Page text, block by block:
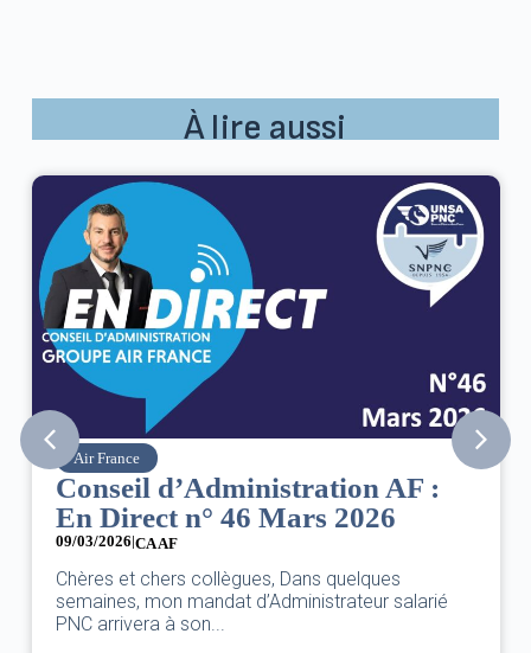
À lire aussi
Air France
Conseil d’Administration AF :
En Direct n° 46 Mars 2026
09/03/2026|CA AF
Chères et chers collègues, Dans quelques
semaines, mon mandat d’Administrateur salarié
PNC arrivera à son...